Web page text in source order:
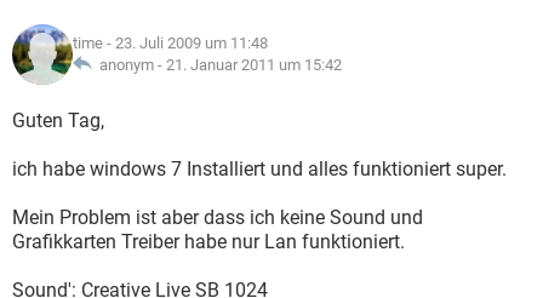
FACEBOOK
WHATSAPP
FACEBOOK
ANDROID
WINDOWS 10 INSTAGRAM
WHATSAPP
SPIELE
ANDROID
WINDOWS 10
WHATSAPP TIKTOK
FACEBOOK HARDWARE
LEXIKON
SPIELE
WHATSAPP TIKTOK
time - 23. Juli 2009 um 11:48
anonym - 21. Januar 2011 um 15:42
Guten Tag,
ich habe windows 7 Installiert und alles funktioniert super.
Mein Problem ist aber dass ich keine Sound und
Grafikkarten Treiber habe nur Lan funktioniert.
Sound': Creative Live SB 1024